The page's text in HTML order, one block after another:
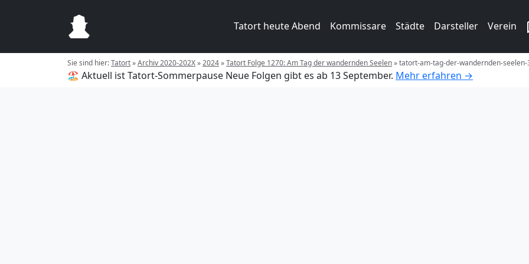
Tatort heute Abend Kommissare Städte Darsteller Verein
Sie sind hier:Tatort»Archiv 2020-202X»2024»Tatort Folge 1270: Am Tag der wandernden Seelen»tatort-am-tag-der-wandernden-seelen-
🏖️ Aktuell ist Tatort-Sommerpause Neue Folgen gibt es ab 13 September. Mehr erfahren →